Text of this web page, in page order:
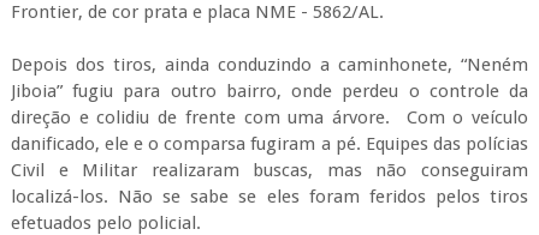
Frontier, de cor prata e placa NME - 5862/AL.
Depois dos tiros, ainda conduzindo a caminhonete, “Neném
Jiboia” fugiu para outro bairro, onde perdeu o controle da
direção e colidiu de frente com uma árvore. Com o veículo
danificado, ele e o comparsa fugiram a pé. Equipes das polícias
Civil e Militar realizaram buscas, mas não conseguiram
localizá-los. Não se sabe se eles foram feridos pelos tiros
efetuados pelo policial.